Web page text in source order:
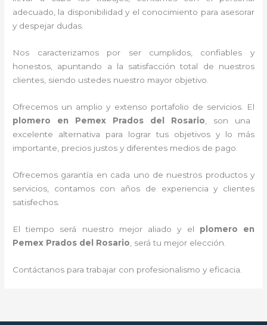
adecuado, la disponibilidad y el conocimiento para asesorar
y despejar dudas.
Nos caracterizamos por ser cumplidos, confiables y
honestos, apuntando a la satisfacción total de nuestros
clientes, siendo ustedes nuestro mayor objetivo.
Ofrecemos un amplio y extenso portafolio de servicios. El
plomero en Pemex Prados del Rosario , son una
excelente alternativa para lograr tus objetivos y lo más
importante, precios justos y diferentes medios de pago.
Ofrecemos garantía en cada uno de nuestros productos y
servicios, contamos con años de experiencia y clientes
satisfechos.
El tiempo será nuestro mejor aliado y el plomero en
Pemex Prados del Rosario , será tu mejor elección.
Contáctanos para trabajar con profesionalismo y eficacia.